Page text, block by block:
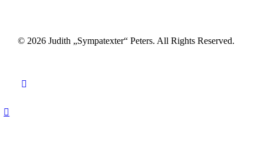
© 2026 Judith „Sympatexter“ Peters. All Rights Reserved.